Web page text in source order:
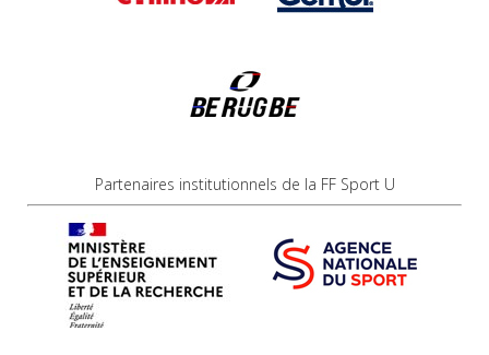
Partenaires institutionnels de la FF Sport U